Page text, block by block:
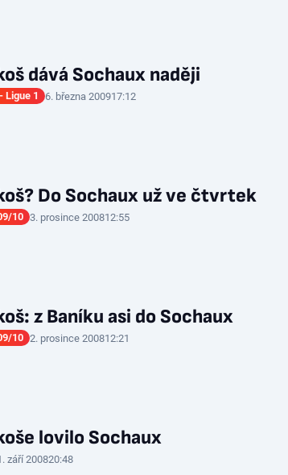
dává Sochaux naději
Ligue 1 6. března 200917:12
Do Sochaux už ve čtvrtek
10 3. prosince 200812:55
z Baníku asi do Sochaux
10 2. prosince 200812:21
lovilo Sochaux
září 200820:48